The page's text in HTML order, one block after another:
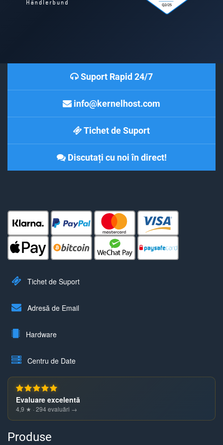
Suport Rapid 24/7
info@kernelhost.com
Tichet de Suport
Discutați cu noi în direct!
Tichet de Suport
Adresă de Email
Hardware
Centru de Date
Evaluare excelentă
4,9 ★ · 294 evaluări →
Produse